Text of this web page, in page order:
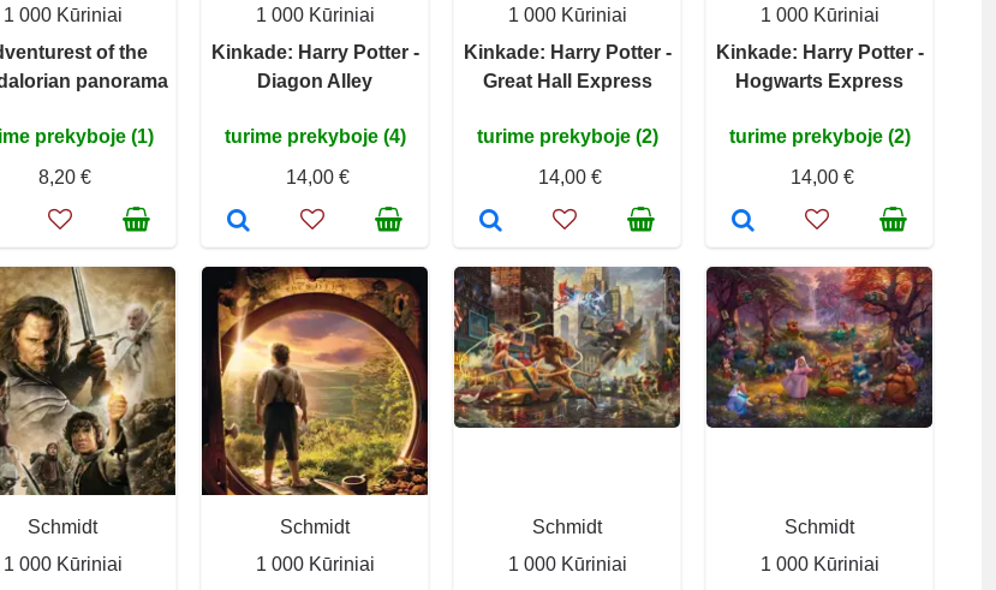
1 000 Kūriniai
of the
panorama
prekyboje (1)
8,20 €
1 000 Kūriniai
Kinkade: Harry Potter -
Diagon Alley
turime prekyboje (4)
14,00 €
1 000 Kūriniai
Kinkade: Harry Potter -
Great Hall Express
turime prekyboje (2)
14,00 €
1 000 Kūriniai
Kinkade: Harry Potter -
Hogwarts Express
turime prekyboje (2)
14,00 €
Schmidt
1 000 Kūriniai
Schmidt
1 000 Kūriniai
Schmidt
1 000 Kūriniai
Schmidt
1 000 Kūriniai